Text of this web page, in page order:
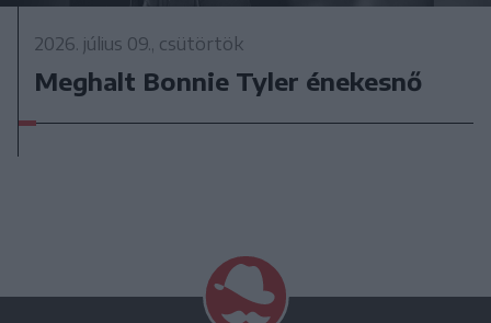
2026. július 09., csütörtök
Meghalt Bonnie Tyler énekesnő